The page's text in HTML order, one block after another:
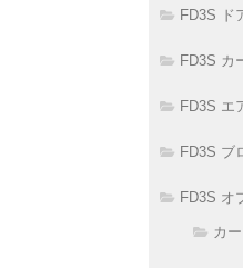
FD3S ド
FD3S カ
FD3S エ
FD3S ブ
FD3S オ
カ